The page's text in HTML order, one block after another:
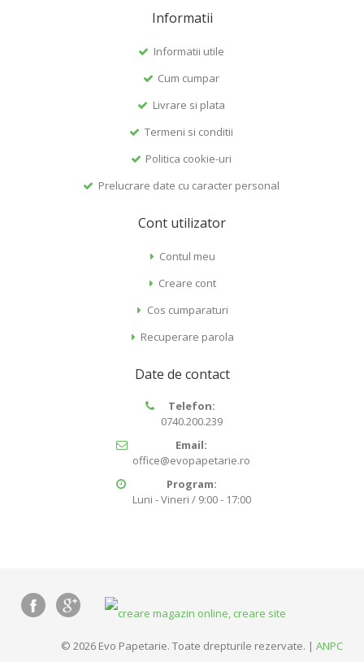
Informatii
Informatii utile
Cum cumpar
Livrare si plata
Termeni si conditii
Politica cookie-uri
Prelucrare date cu caracter personal
Cont utilizator
Contul meu
Creare cont
Cos cumparaturi
Recuperare parola
Date de contact
Telefon:
0740.200.239
Email:
office@evopapetarie.ro
Program:
Luni - Vineri / 9:00 - 17:00
© 2026 Evo Papetarie. Toate drepturile rezervate. | ANPC